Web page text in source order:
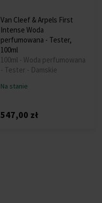
Van Cleef & Arpels First
Intense Woda
perfumowana - Tester,
100ml
100ml - Woda perfumowana
- Tester - Damskie
Na stanie
547,00 zł